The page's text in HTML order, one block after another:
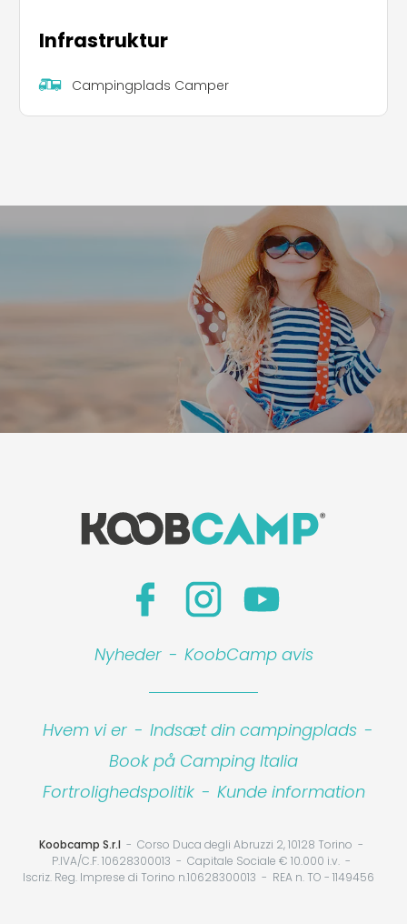
Infrastruktur
Campingplads Camper
Nyheder - KoobCamp avis
Hvem vi er - Indsæt din campingplads -
Book på Camping Italia
Fortrolighedspolitik - Kunde information
Koobcamp S.r.l
Corso Duca degli Abruzzi 2, 10128 Torino
P.IVA/C.F. 10628300013
Capitale Sociale € 10.000 i.v.
Iscriz. Reg. Imprese di Torino n.10628300013
REA n. TO - 1149456